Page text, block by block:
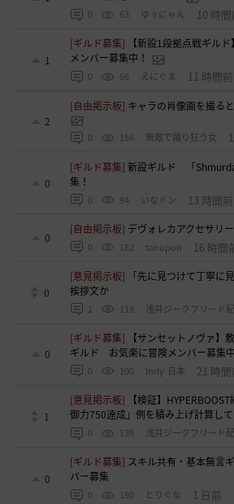
0 63 ゆぅにゃん 10 時間
1
[ギルド募集]
【新設1段拠点戦ギル
メンバー募集中！
0 66 えにぐま 11 時間前
2
[自由掲示板] キャラの肖像画を撮る
0 156 無敵で踊り狂う女
0
[ギルド募集] 新設ギルド 「
集！
0 94 いなドン 13 時間前
0
[自由掲示板] デヴォレカアクセサリ
0 182 tanupon 16 時間
0
[意見掲示板]
「先に見つけて丁寧に
挨拶文か
1 119 浅井ジークフリード
0
[ギルド募集]
【サンセットノヴァ】
ギルド お気楽に冒険メンバー募集
0 100 Iroly-日本 21 時間
1
[意見掲示板]
【検証】
御力750達成」例を積み上げ計算し
0 139 浅井ジークフリード
0
[ギルド募集] スキル共有・基本無言
バー募集
0 190 とりぐな 1 日前